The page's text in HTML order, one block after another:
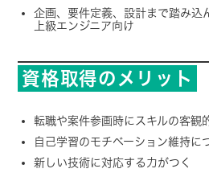
企画、要件定義、設計まで踏み込
上級エンジニア向け
資格取得のメリット
転職や案件参画時にスキルの客観
自己学習のモチベーション維持に
新しい技術に対応する力がつく